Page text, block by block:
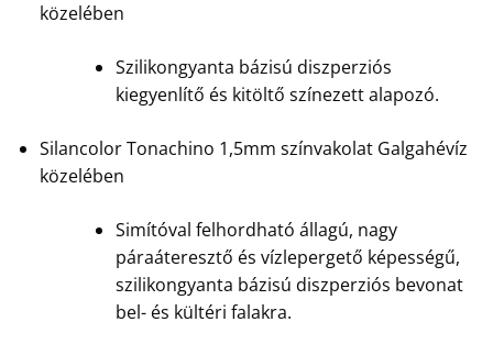
közelében
Szilikongyanta bázisú diszperziós
kiegyenlítő és kitöltő színezett alapozó.
Silancolor Tonachino 1,5mm színvakolat Galgahévíz
közelében
Simítóval felhordható állagú, nagy
páraáteresztő és vízlepergető képességű,
szilikongyanta bázisú diszperziós bevonat
bel- és kültéri falakra.